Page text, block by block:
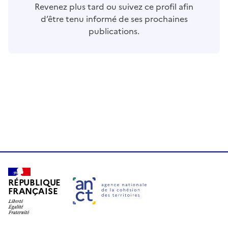
Revenez plus tard ou suivez ce profil afin
d’être tenu informé de ses prochaines
publications.
RÉPUBLIQUE
FRANÇAISE